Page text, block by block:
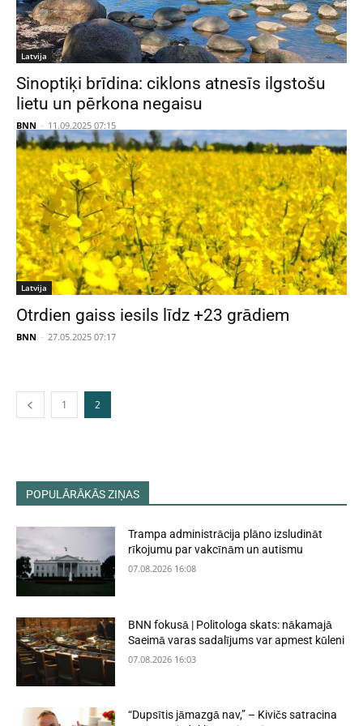
Latvija
Sinoptiķi brīdina: ciklons atnesīs ilgstošu
lietu un pērkona negaisu
BNN - 11.09.2025 07:15
Latvija
Otrdien gaiss iesils līdz +23 grādiem
BNN - 27.05.2025 07:17
1 2
POPULĀRĀKĀS ZIŅAS
Trampa administrācija plāno izsludināt
rīkojumu par vakcīnām un autismu
07.08.2026 16:08
BNN fokusā | Politologa skats: nākamajā
Saeimā varas sadalījums var apmest kūleni
07.08.2026 16:03
“Dupsītis jāmazgā nav,” – Kivičs satracina